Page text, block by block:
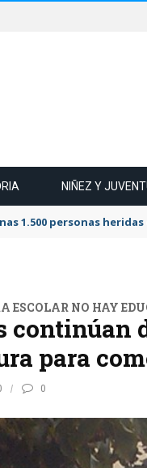
NIÑEZ Y
1.500 personas
ESCOLAR NO HAY
continúan
para
0